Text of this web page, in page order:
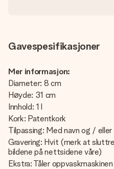
Gavespesifikasjoner
Mer informasjon:
Diameter: 8 cm
Høyde: 31 cm
Innhold: 1 l
Kork: Patentkork
Tilpassing: Med navn og /
Gravering: Hvit (merk at
bildene på nettsidene våre)
Ekstra: Tåler oppvaskmaskinen